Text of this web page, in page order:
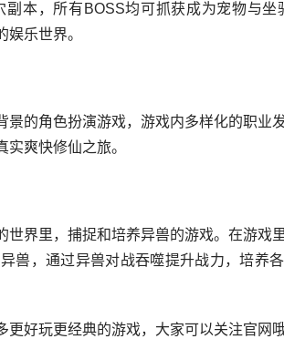
本，所有BOSS均可抓获成为宠物与坐
乐世界。
景的角色扮演游戏，游戏内多样化的职业
爽快修仙之旅。
世界里，捕捉和培养异兽的游戏。在游戏
兽，通过异兽对战吞噬提升战力，培养
好玩更经典的游戏，大家可以关注官网哦